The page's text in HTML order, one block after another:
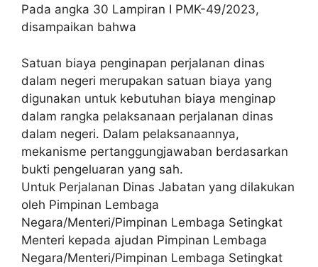
Pada angka 30 Lampiran I PMK-49/2023,
disampaikan bahwa
Satuan biaya penginapan perjalanan dinas
dalam negeri merupakan satuan biaya yang
digunakan untuk kebutuhan biaya menginap
dalam rangka pelaksanaan perjalanan dinas
dalam negeri. Dalam pelaksanaannya,
mekanisme pertanggungjawaban berdasarkan
bukti pengeluaran yang sah.
Untuk Perjalanan Dinas Jabatan yang dilakukan
oleh Pimpinan Lembaga
Negara/Menteri/Pimpinan Lembaga Setingkat
Menteri kepada ajudan Pimpinan Lembaga
Negara/Menteri/Pimpinan Lembaga Setingkat